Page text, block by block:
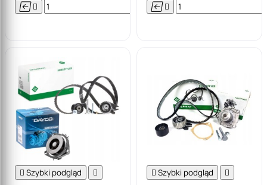
  

 
 Szybki podgląd   Szybki podgląd 